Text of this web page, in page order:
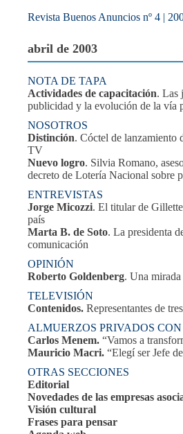
Revista Buenos Anuncios nº 4 |
abril de 2003
NOTA DE TAPA
Actividades de capacitación. Las
publicidad y la evolución de la vía
NOSOTROS
Distinción. Cóctel de lanzamiento
TV
Nuevo logro. Silvia Romano,
decreto de Lotería Nacional sobre
ENTREVISTAS
Jorge Micozzi. El titular de
país
Marta B. de Soto. La presidenta
comunicación
OPINIÓN
Roberto Goldenberg. Una
TELEVISIÓN
Contenidos. Representantes de
ALMUERZOS PRIVADOS
Carlos Menem. “Vamos a
Mauricio Macri. “Elegí ser Jefe
OTRAS SECCIONES
Editorial
Novedades de las empresas
Visión cultural
Frases para pensar